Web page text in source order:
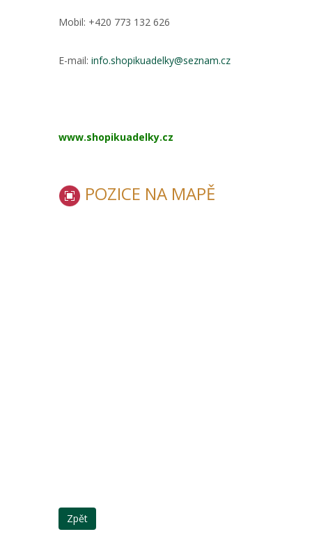
Mobil: +420 773 132 626
E-mail: info.shopikuadelky@seznam.cz
www.shopikuadelky.cz
POZICE NA MAPĚ
Zpět